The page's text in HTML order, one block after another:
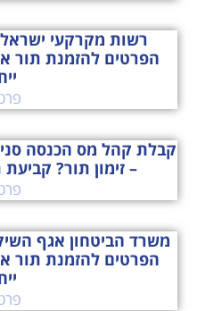
רשות מקרקעי
הפרטים להזמנת תור
קבלת קהל מס הכנסה
– זימון תור?
משרד הביטחון אגף
הפרטים להזמנת תור